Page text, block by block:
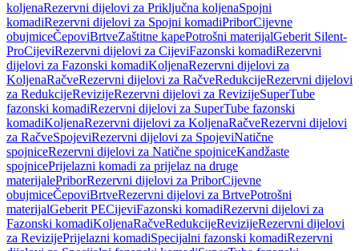
koljenaRezervni dijelovi za Priključna koljenaSpojni
komadiRezervni dijelovi za Spojni komadiPriborCijevne
obujmiceČepoviBrtveZaštitne kapePotrošni materijalGeberit Silent-
ProCijeviRezervni dijelovi za CijeviFazonski komadiRezervni
dijelovi za Fazonski komadiKoljenaRezervni dijelovi za
KoljenaRačveRezervni dijelovi za RačveRedukcijeRezervni dijelovi
za RedukcijeRevizijeRezervni dijelovi za RevizijeSuperTube
fazonski komadiRezervni dijelovi za SuperTube fazonski
komadiKoljenaRezervni dijelovi za KoljenaRačveRezervni dijelovi
za RačveSpojeviRezervni dijelovi za SpojeviNatične
spojniceRezervni dijelovi za Natične spojniceKandžaste
spojnicePrijelazni komadi za prijelaz na druge
materijalePriborRezervni dijelovi za PriborCijevne
obujmiceČepoviBrtveRezervni dijelovi za BrtvePotrošni
materijalGeberit PECijeviFazonski komadiRezervni dijelovi za
Fazonski komadiKoljenaRačveRedukcijeRevizijeRezervni dijelovi
za RevizijePrijelazni komadiSpecijalni fazonski komadiRezervni